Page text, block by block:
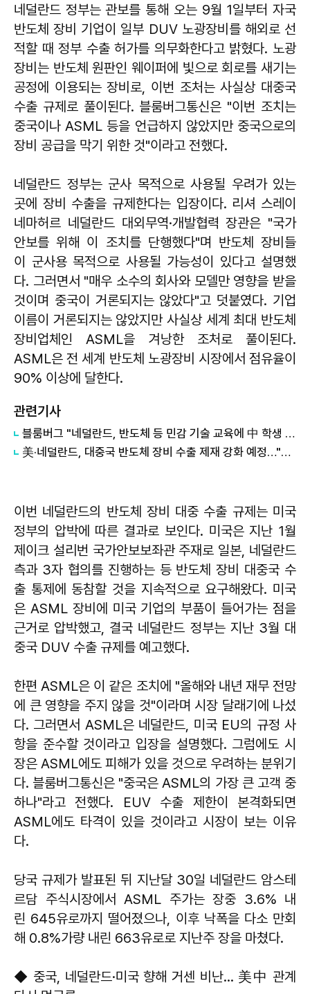
네덜란드 정부는 관보를 통해 오는 9월 1일부터 자국
반도체 장비 기업이 일부 DUV 노광장비를 해외로 선
적할 때 정부 수출 허가를 의무화한다고 밝혔다. 노광
장비는 반도체 원판인 웨이퍼에 빛으로 회로를 새기는
공정에 이용되는 장비로, 이번 조처는 사실상 대중국
수출 규제로 풀이된다. 블룸버그통신은 "이번 조치는
중국이나 ASML 등을 언급하지 않았지만 중국으로의
장비 공급을 막기 위한 것"이라고 전했다.
네덜란드 정부는 군사 목적으로 사용될 우려가 있는
곳에 장비 수출을 규제한다는 입장이다. 리셔 스레이
네마허르 네덜란드 대외무역·개발협력 장관은 "국가
안보를 위해 이 조치를 단행했다"며 반도체 장비들
이 군사용 목적으로 사용될 가능성이 있다고 설명했
다. 그러면서 "매우 소수의 회사와 모델만 영향을 받을
것이며 중국이 거론되지는 않았다"고 덧붙였다. 기업
이름이 거론되지는 않았지만 사실상 세계 최대 반도체
장비업체인 ASML을 겨낭한 조처로 풀이된다.
ASML은 전 세계 반도체 노광장비 시장에서 점유율이
90% 이상에 달한다.
관련기사
블룸버그 "네덜란드, 반도체 등 민감 기술 교육에 中 학생 차단 검토"
美·네덜란드, 대중국 반도체 장비 수출 제재 강화 예정…"원투펀치 날린 격"
이번 네덜란드의 반도체 장비 대중 수출 규제는 미국
정부의 압박에 따른 결과로 보인다. 미국은 지난 1월
제이크 설리번 국가안보보좌관 주재로 일본, 네덜란드
측과 3자 협의를 진행하는 등 반도체 장비 대중국 수
출 통제에 동참할 것을 지속적으로 요구해왔다. 미국
은 ASML 장비에 미국 기업의 부품이 들어가는 점을
근거로 압박했고, 결국 네덜란드 정부는 지난 3월 대
중국 DUV 수출 규제를 예고했다.
한편 ASML은 이 같은 조치에 "올해와 내년 재무 전망
에 큰 영향을 주지 않을 것"이라며 시장 달래기에 나섰
다. 그러면서 ASML은 네덜란드, 미국 EU의 규정 사
항을 준수할 것이라고 입장을 설명했다. 그럼에도 시
장은 ASML에도 피해가 있을 것으로 우려하는 분위기
다. 블룸버그통신은 "중국은 ASML의 가장 큰 고객 중
하나"라고 전했다. EUV 수출 제한이 본격화되면
ASML에도 타격이 있을 것이라고 시장이 보는 이유
다.
당국 규제가 발표된 뒤 지난달 30일 네덜란드 암스테
르담 주식시장에서 ASML 주가는 장중 3.6% 내
린 645유로까지 떨어졌으나, 이후 낙폭을 다소 만회
해 0.8%가량 내린 663유로로 지난주 장을 마쳤다.
◆ 중국, 네덜란드·미국 향해 거센 비난… 美中 관계